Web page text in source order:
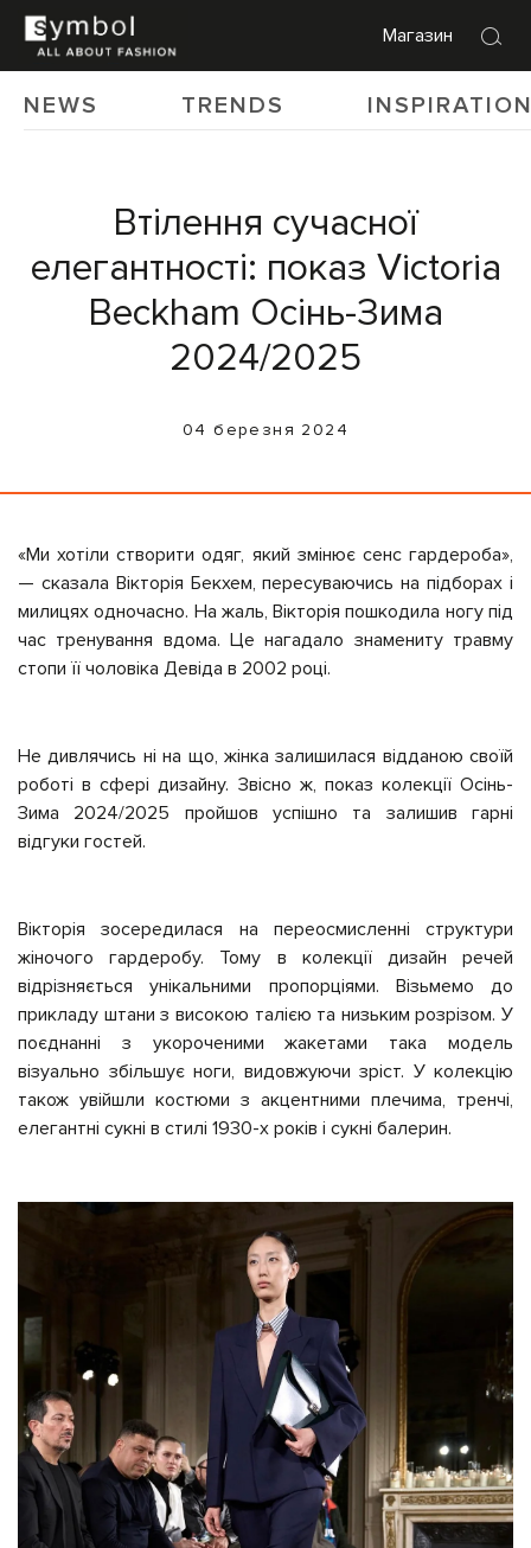
Магазин
NEWS TRENDS
Втілення сучасної
елегантності: показ Victoria
Beckham Осінь-Зима
2024/2025
04 березня 2024
«Ми хотіли створити одяг, який змінює сенс гардероба»,
— сказала Вікторія Бекхем, пересуваючись на підборах і
милицях одночасно. На жаль, Вікторія пошкодила ногу під
час тренування вдома. Це нагадало знамениту травму
стопи її чоловіка Девіда в 2002 році.
Не дивлячись ні на що, жінка залишилася відданою своїй
роботі в сфері дизайну. Звісно ж, показ колекції Осінь-
Зима 2024/2025 пройшов успішно та залишив гарні
відгуки гостей.
Вікторія зосередилася на переосмисленні структури
жіночого гардеробу. Тому в колекції дизайн речей
відрізняється унікальними пропорціями. Візьмемо до
прикладу штани з високою талією та низьким розрізом. У
поєднанні з укороченими жакетами така модель
візуально збільшує ноги, видовжуючи зріст. У колекцію
також увійшли костюми з акцентними плечима, тренчі,
елегантні сукні в стилі 1930-х років і сукні балерин.